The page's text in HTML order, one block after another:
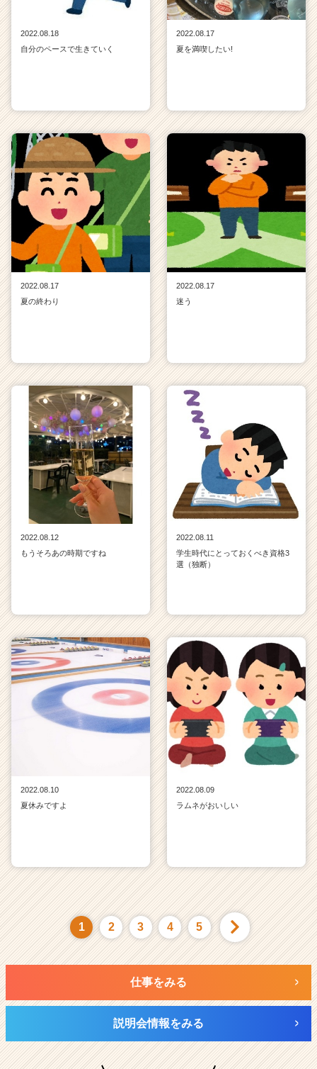
2022.08.18
自分のペースで生きていく
2022.08.17
夏を満喫したい!
2022.08.17
夏の終わり
2022.08.17
迷う
2022.08.12
もうそろあの時期ですね
2022.08.11
学生時代にとっておくべき資格3
選（独断）
2022.08.10
夏休みですよ
2022.08.09
ラムネがおいしい
1 2 3 4 5
仕事をみる
説明会情報をみる